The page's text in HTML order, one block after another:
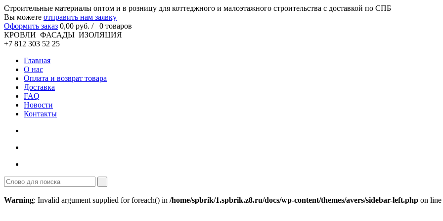
Cтроительные материалы оптом и в розницу для коттеджного и малоэтажного строительства с доставкой по СПБ
Вы можете отправить нам заявку
Оформить заказ 0,00 руб. / 0 товаров
КРОВЛИ ФАСАДЫ ИЗОЛЯЦИЯ
+7 812 303 52 25
Главная
О нас
Оплата и возврат товара
Доставка
FAQ
Новости
Контакты
Warning: Invalid argument supplied for foreach() in /home/spbrik/1.spbrik.z8.ru/docs/wp-content/themes/avers/sidebar-left.php on line